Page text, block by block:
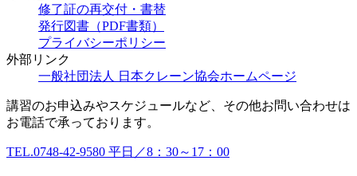
修了証の再交付・書替
発行図書（PDF書類）
プライバシーポリシー
外部リンク
一般社団法人 日本クレーン協会ホームページ
講習のお申込みやスケジュールなど、その他お問い合わせは
お電話で承っております。
TEL.0748-42-9580 平日／8：30～17：00